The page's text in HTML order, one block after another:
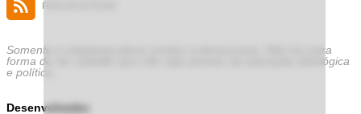
FEED DE NOTÍCIAS
Somente a cidadania plena conduz à democracia. Não há outra
forma de ser cidadão que não seja através da educação ideológica
e política.
Desenvolvedor